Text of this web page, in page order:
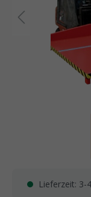
Lieferzeit: 3-